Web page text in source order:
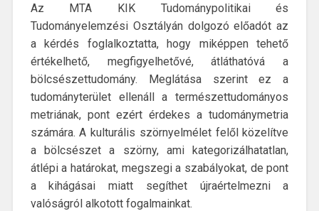
Az MTA KIK Tudománypolitikai és
Tudományelemzési Osztályán dolgozó előadót az
a kérdés foglalkoztatta, hogy miképpen tehető
értékelhető, megfigyelhetővé, átláthatóvá a
bölcsészettudomány. Meglátása szerint ez a
tudományterület ellenáll a természettudományos
metriának, pont ezért érdekes a tudománymetria
számára. A kulturális szörnyelmélet felől közelítve
a bölcsészet a szörny, ami kategorizálhatatlan,
átlépi a határokat, megszegi a szabályokat, de pont
a kihágásai miatt segíthet újraértelmezni a
valóságról alkotott fogalmainkat.